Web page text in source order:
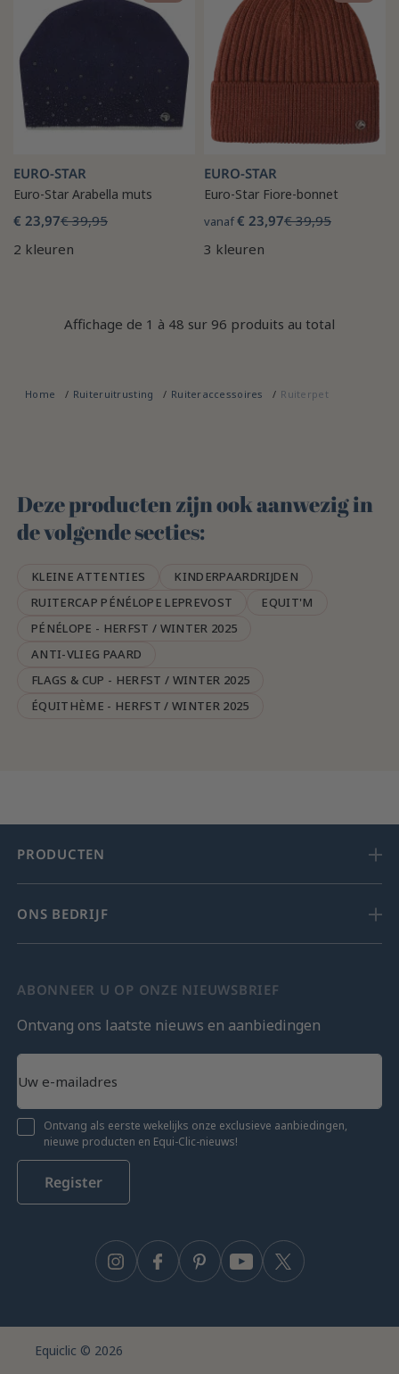
EURO-STAR
Euro-Star Arabella muts
€ 23,97€ 39,95
2 kleuren
EURO-STAR
Euro-Star Fiore-bonnet
vanaf€ 23,97€ 39,95
3 kleuren
Affichage de 1 à 48 sur 96 produits au total
Home Ruiteruitrusting Ruiteraccessoires Ruiterpet
Deze producten zijn ook aanwezig in
de volgende secties:
KLEINE ATTENTIES
KINDERPAARDRIJDEN
RUITERCAP PÉNÉLOPE LEPREVOST
EQUIT'M
PÉNÉLOPE - HERFST / WINTER 2025
ANTI-VLIEG PAARD
FLAGS & CUP - HERFST / WINTER 2025
ÉQUITHÈME - HERFST / WINTER 2025
PRODUCTEN
ONS BEDRIJF
ABONNEER U OP ONZE NIEUWSBRIEF
Ontvang ons laatste nieuws en aanbiedingen
Ontvang als eerste wekelijks onze exclusieve aanbiedingen,
nieuwe producten en Equi-Clic-nieuws!
Register
Facebook Twitter
YouTube
Pinterest
Instagram
Equiclic © 2026